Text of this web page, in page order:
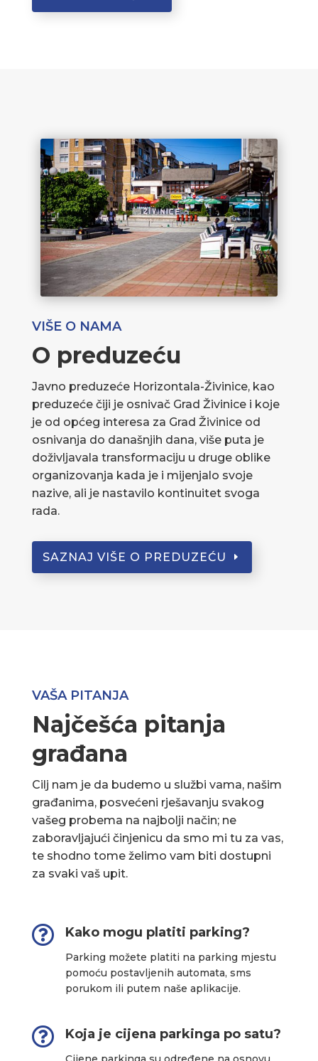
VIŠE O NAMA
O preduzeću
Javno preduzeće Horizontala-Živinice, kao
preduzeće čiji je osnivač Grad Živinice i koje
je od općeg interesa za Grad Živinice od
osnivanja do današnjih dana, više puta je
doživljavala transformaciju u druge oblike
organizovanja kada je i mijenjalo svoje
nazive, ali je nastavilo kontinuitet svoga
rada.
SAZNAJ VIŠE O PREDUZEĆU
VAŠA PITANJA
Najčešća pitanja
građana
Cilj nam je da budemo u službi vama, našim
građanima, posvećeni rješavanju svakog
vašeg probema na najbolji način; ne
zaboravljajući činjenicu da smo mi tu za vas,
te shodno tome želimo vam biti dostupni
za svaki vaš upit.
 Kako mogu platiti parking?
Parking možete platiti na parking mjestu
pomoću postavljenih automata, sms
porukom ili putem naše aplikacije.
 Koja je cijena parkinga po satu?